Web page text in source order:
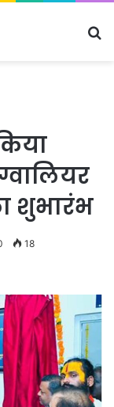
शुभारंभ
18